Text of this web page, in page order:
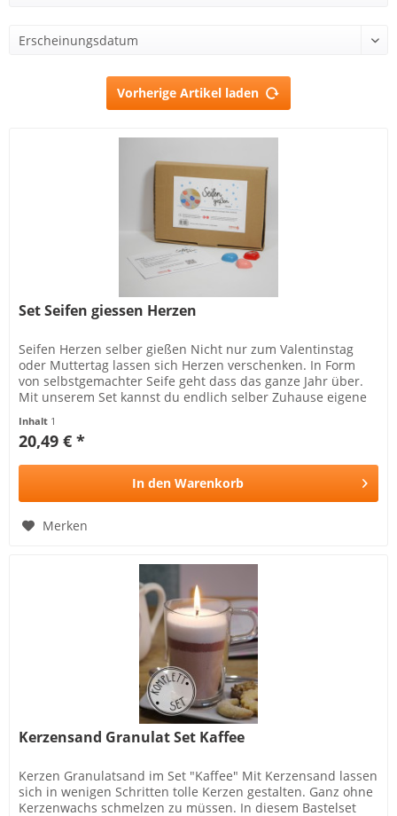
Vorherige Artikel laden
Set Seifen giessen Herzen
Seifen Herzen selber gießen Nicht nur zum Valentinstag
oder Muttertag lassen sich Herzen verschenken. In Form
von selbstgemachter Seife geht dass das ganze Jahr über.
Mit unserem Set kannst du endlich selber Zuhause eigene
Inhalt 1
20,49 € *
In den Warenkorb
Merken
Kerzensand Granulat Set Kaffee
Kerzen Granulatsand im Set "Kaffee" Mit Kerzensand lassen
sich in wenigen Schritten tolle Kerzen gestalten. Ganz ohne
Kerzenwachs schmelzen zu müssen. In diesem Bastelset